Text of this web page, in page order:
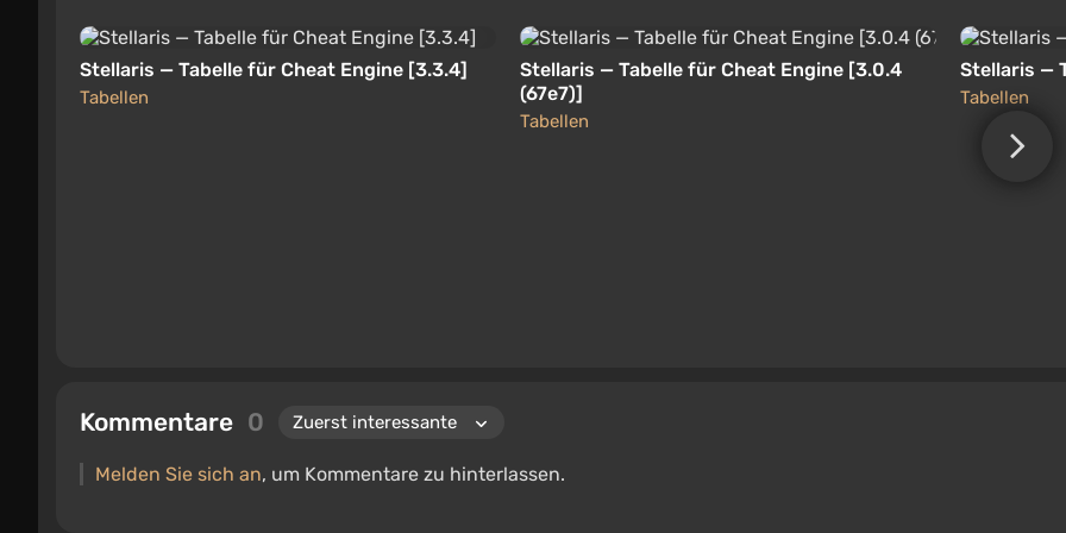
Stellaris — Tabelle für Cheat Engine [3.3.4]
Tabellen
Stellaris — Tabelle für Cheat Engine [3.0.4
(67e7)]
Tabellen
Stellaris —
Tabellen
Kommentare 0
Melden Sie sich an, um Kommentare zu hinterlassen.